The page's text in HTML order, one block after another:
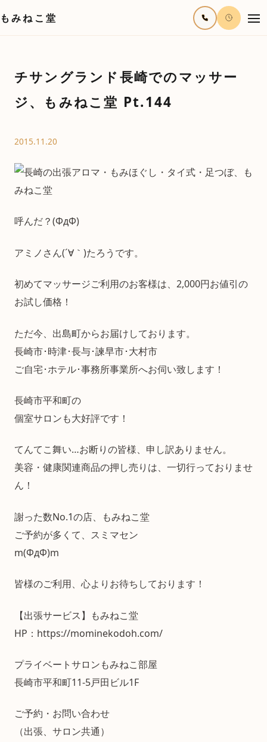
もみねこ堂
チサングランド長崎でのマッサー
ジ、もみねこ堂 Pt.144
2015.11.20
呼んだ？(ΦдΦ)
アミノさん(´∀｀)たろうです。
初めてマッサージご利用のお客様は、2,000円お値引の
お試し価格！
ただ今、出島町からお届けしております。
長崎市･時津･長与･諫早市･大村市
ご自宅･ホテル･事務所事業所へお伺い致します！
長崎市平和町の
個室サロンも大好評です！
てんてこ舞い…お断りの皆様、申し訳ありません。
美容・健康関連商品の押し売りは、一切行っておりませ
ん！
謝った数No.1の店、もみねこ堂
ご予約が多くて、スミマセン
m(ΦдΦ)m
皆様のご利用、心よりお待ちしております！
【出張サービス】もみねこ堂
HP：https://mominekodoh.com/
プライベートサロンもみねこ部屋
長崎市平和町11-5戸田ビル1F
ご予約・お問い合わせ
（出張、サロン共通）